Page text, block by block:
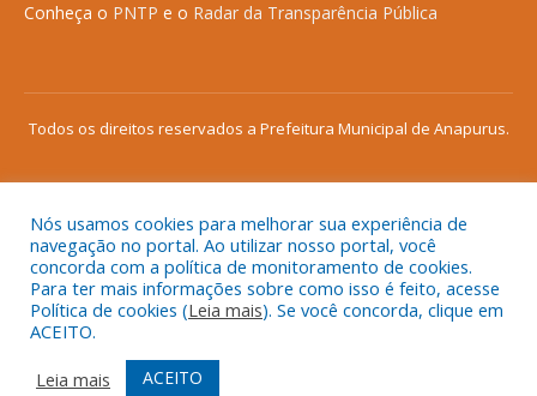
Conheça o PNTP e o Radar da Transparência Pública
Todos os direitos reservados a Prefeitura Municipal de Anapurus.
Mapa do Site
Acessar Área Administrativa
Acessar o Webmail
Nós usamos cookies para melhorar sua experiência de
navegação no portal. Ao utilizar nosso portal, você
concorda com a política de monitoramento de cookies.
Para ter mais informações sobre como isso é feito, acesse
Política de cookies (Leia mais). Se você concorda, clique em
ACEITO.
Leia mais
ACEITO